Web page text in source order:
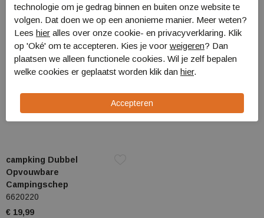
campking Dubbel
Opvouwbare
Campingschep
6620220
€ 19,99
technologie om je gedrag binnen en buiten onze website te
volgen. Dat doen we op een anonieme manier. Meer weten?
Lees hier alles over onze cookie- en privacyverklaring. Klik
op 'Oké' om te accepteren. Kies je voor weigeren? Dan
plaatsen we alleen functionele cookies. Wil je zelf bepalen
welke cookies er geplaatst worden klik dan hier.